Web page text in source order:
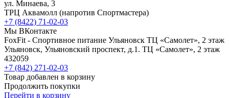
ул. Минаева, 3
ТРЦ Аквамолл (напротив Спортмастера)
+7 (8422) 71-02-03
Мы ВКонтакте
FoxFit - Спортивное питание Ульяновск ТЦ «Самолет», 2 этаж
Ульяновск, Ульяновский проспект, д.1. ТЦ «Самолет», 2 этаж
432059
+7 (842) 271-02-03
Товар добавлен в корзину
Продолжить покупки
Перейти в корзину